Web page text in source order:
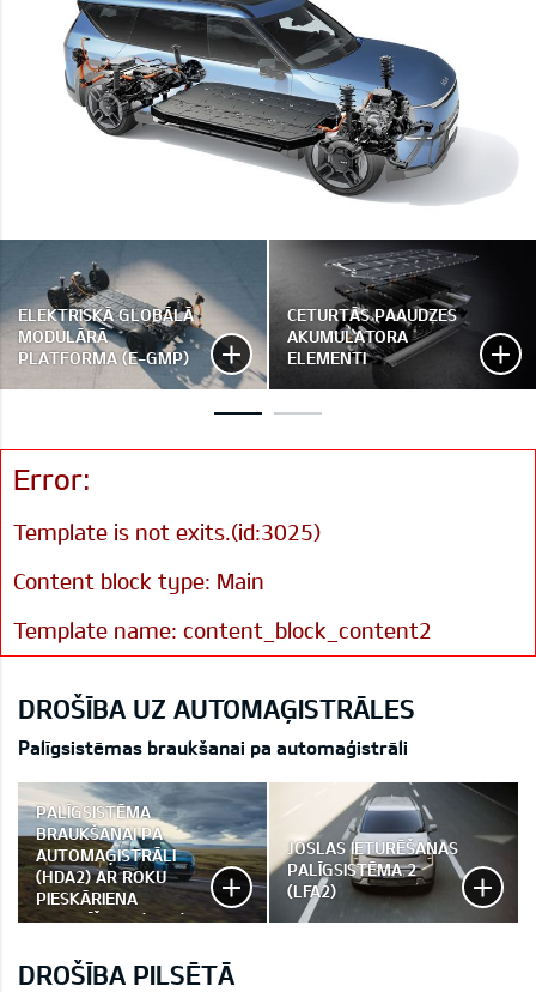
ELEKTRISKĀ GLOBĀLĀ
MODULĀRĀ
PLATFORMA (E-GMP)
CETURTĀS PAAUDZES
AKUMULATORA
ELEMENTI
Error:
Template is not exits.(id:3025)
Content block type: Main
Template name: content_block_content2
DROŠĪBA UZ AUTOMAĢISTRĀLES
Palīgsistēmas braukšanai pa automaģistrāli
PALĪGSISTĒMA
BRAUKŠANAI PA
AUTOMAĢISTRĀLI
(HDA2) AR ROKU
PIESKĀRIENA
ATPAZĪŠANU (HOD)
JOSLAS IETURĒŠANAS
PALĪGSISTĒMA 2
(LFA2)
DROŠĪBA PILSĒTĀ